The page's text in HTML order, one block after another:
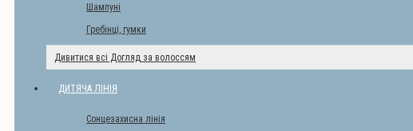
Шампуні
Гребінці, гумки
Дивитися всі Догляд за волоссям
ДИТЯЧА ЛІНІЯ
Сонцезахисна лінія